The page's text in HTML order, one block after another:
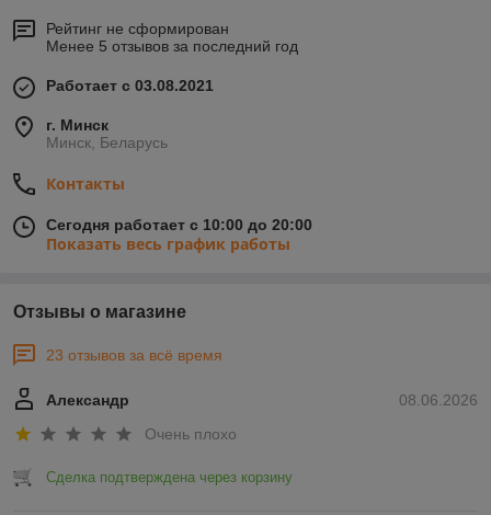
Рейтинг не сформирован
Менее 5 отзывов за последний год
Работает с 03.08.2021
г. Минск
Минск, Беларусь
Контакты
Сегодня работает с 10:00 до 20:00
Показать весь график работы
Отзывы о магазине
23 отзывов за всё время
08.06.2026
Александр
Очень плохо
Сделка подтверждена через корзину